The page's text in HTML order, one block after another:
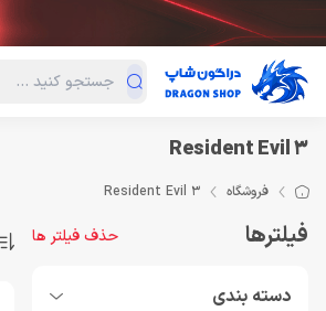
دسته‌بندی محصولات فروش ویژه
Resident Evil 3
فروشگاه Resident Evil 3
فیلترها حذف فیلتر ها
دسته بندی